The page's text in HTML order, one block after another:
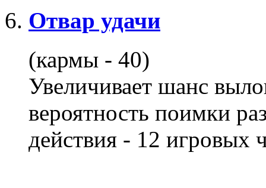
Отвар удачи
(кармы - 40)
Увеличивает шанс
вероятность поимки
действия - 12 игровых